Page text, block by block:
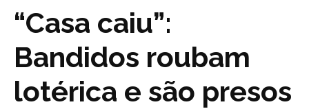
“Casa caiu”:
Bandidos roubam
lotérica e são presos